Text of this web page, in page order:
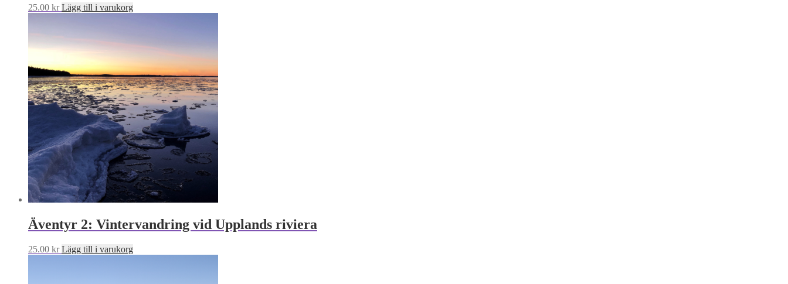
25.00 kr Lägg till i varukorg
Äventyr 2: Vintervandring vid Upplands riviera
25.00 kr Lägg till i varukorg